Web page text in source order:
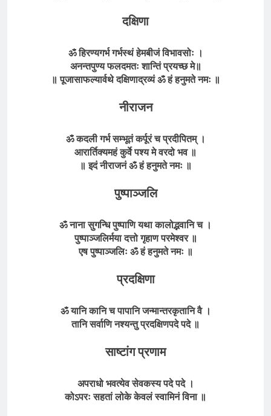
दक्षिणा
ॐ हिरण्यगर्भ गर्भस्थं हेमबीजं विभावसोः ।
अनन्तपुण्य फलदमतः शान्तिं प्रयच्छ मे॥
॥पूजासाफल्यार्वथे दक्षिणाद्रव्यं ॐहं हनुमतेनमः ॥
नीराजन
ॐ कदली गर्भ सम्भूतं कर्पूरं च प्रदीपितम् ।
आरार्तिक्यमहं कुर्वे पश्य मे वरदो भव ॥
॥ इदं नीराजनं ॐहं हनुमतेनमः ॥
पुष्पाञ्जलि
ॐ नाना सुगन्धि पुष्पाणि यथा कालोद्भवानि च ।
पुष्पाञ्जलिर्मया दत्तो गृहाण परमेश्वर ॥
एष पुष्पाञ्जलिः ॐहं हनुमतेनमः ॥
प्रदक्षिणा
ॐ यानि कानि च पापानि जन्मान्तरकृतानि वै ।
तानि सर्वाणि नश्यन्तु प्रदक्षिणपदे पदे ॥
साष्टांग प्रणाम
अपराधो भवत्येव सेवकस्य पदे पदे ।
कोऽपरः सहतां लोके केवलं स्वामिनं विना ॥